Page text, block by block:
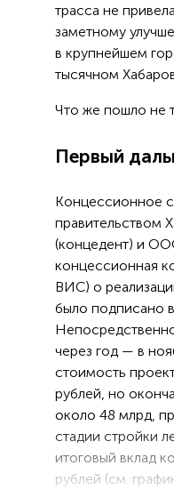
трасса не
заметному
в крупнейшем
тысячном
Что же пошло не
Первый
Концессионное
правительством
(концедент) и
концессионная
ВИС) о
было подписано
через год — в
стоимость
рублей, но
около 48 млрд,
стадии стройки
итоговый вклад
рублей (см.